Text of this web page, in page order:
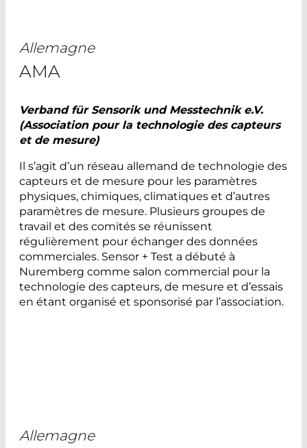
Allemagne
AMA
Verband für Sensorik und Messtechnik e.V.
(Association pour la technologie des capteurs
et de mesure)
Il s’agit d’un réseau allemand de technologie des
capteurs et de mesure pour les paramètres
physiques, chimiques, climatiques et d’autres
paramètres de mesure. Plusieurs groupes de
travail et des comités se réunissent
régulièrement pour échanger des données
commerciales. Sensor + Test a débuté à
Nuremberg comme salon commercial pour la
technologie des capteurs, de mesure et d’essais
en étant organisé et sponsorisé par l’association.
Allemagne